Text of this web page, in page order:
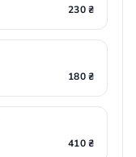
230 ₴
180 ₴
410 ₴